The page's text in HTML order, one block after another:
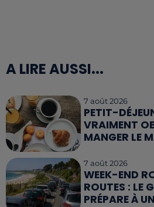
A LIRE AUSSI...
7 août 2026
PETIT-
VRAIMENT
MANGER LE
7 août 2026
WEEK-END
ROUTES : LE
PRÉPARE À